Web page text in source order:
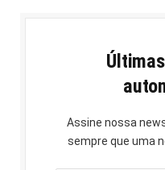
Assine nossa
sempre que uma